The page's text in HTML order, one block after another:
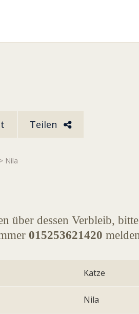
Teilen
> Nila
über dessen Verbleib,
015253621420
Katze
Nila